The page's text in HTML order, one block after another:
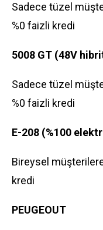
Sadece tüzel
%0 faizli kredi
5008 GT (48V
Sadece tüzel
%0 faizli kredi
E-208 (%100
Bireysel
kredi
PEUGEOUT